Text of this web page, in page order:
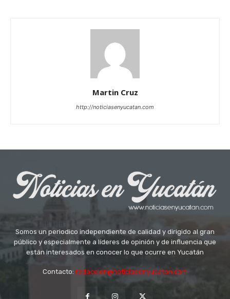
Martin Cruz
http://noticiasenyucatan.com
Somos un periodico independiente de calidad y dirigido al gran
público y especialmente a líderes de opinión y de influencia que
están interesados en conocer lo que ocurre en Yucatán
Contacto: redaccion@noticiasenyucatan.com